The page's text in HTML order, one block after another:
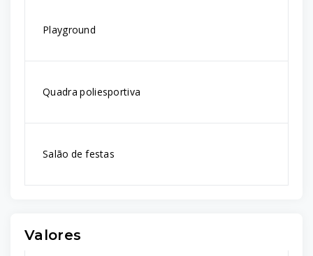
Playground
Quadra poliesportiva
Salão de festas
Valores